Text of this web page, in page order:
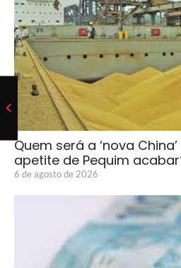
Quem será a ‘nova
apetite de Pequim
6 de agosto de 2026